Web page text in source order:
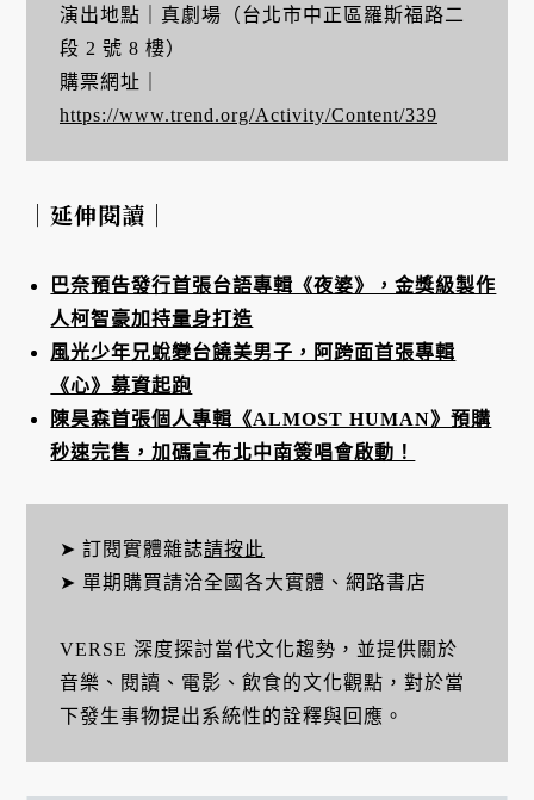
演出地點｜真劇場（台北市中正區羅斯福路二
段 2 號 8 樓）
購票網址｜
https://www.trend.org/Activity/Content/339
｜延伸閱讀｜
巴奈預告發行首張台語專輯《夜婆》，金獎級製作
人柯智豪加持量身打造
風光少年兄蛻變台饒美男子，阿跨面首張專輯
《心》募資起跑
陳昊森首張個人專輯《ALMOST HUMAN》預購
秒速完售，加碼宣布北中南簽唱會啟動！
➤ 訂閱實體雜誌請按此
➤ 單期購買請洽全國各大實體、網路書店
VERSE 深度探討當代文化趨勢，並提供關於
音樂、閱讀、電影、飲食的文化觀點，對於當
下發生事物提出系統性的詮釋與回應。